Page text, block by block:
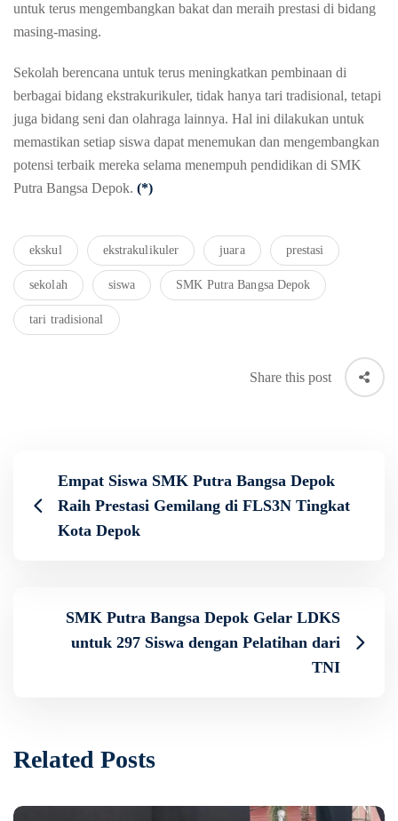
untuk terus mengembangkan bakat dan meraih prestasi di bidang
masing-masing.
Sekolah berencana untuk terus meningkatkan pembinaan di
berbagai bidang ekstrakurikuler, tidak hanya tari tradisional, tetapi
juga bidang seni dan olahraga lainnya. Hal ini dilakukan untuk
memastikan setiap siswa dapat menemukan dan mengembangkan
potensi terbaik mereka selama menempuh pendidikan di SMK
Putra Bangsa Depok. (*)
ekskul ekstrakulikuler juara prestasi
sekolah siswa SMK Putra Bangsa Depok
tari tradisional
Share this post
Empat Siswa SMK Putra Bangsa Depok
Raih Prestasi Gemilang di FLS3N Tingkat
Kota Depok
SMK Putra Bangsa Depok Gelar LDKS
untuk 297 Siswa dengan Pelatihan dari
TNI
Related Posts